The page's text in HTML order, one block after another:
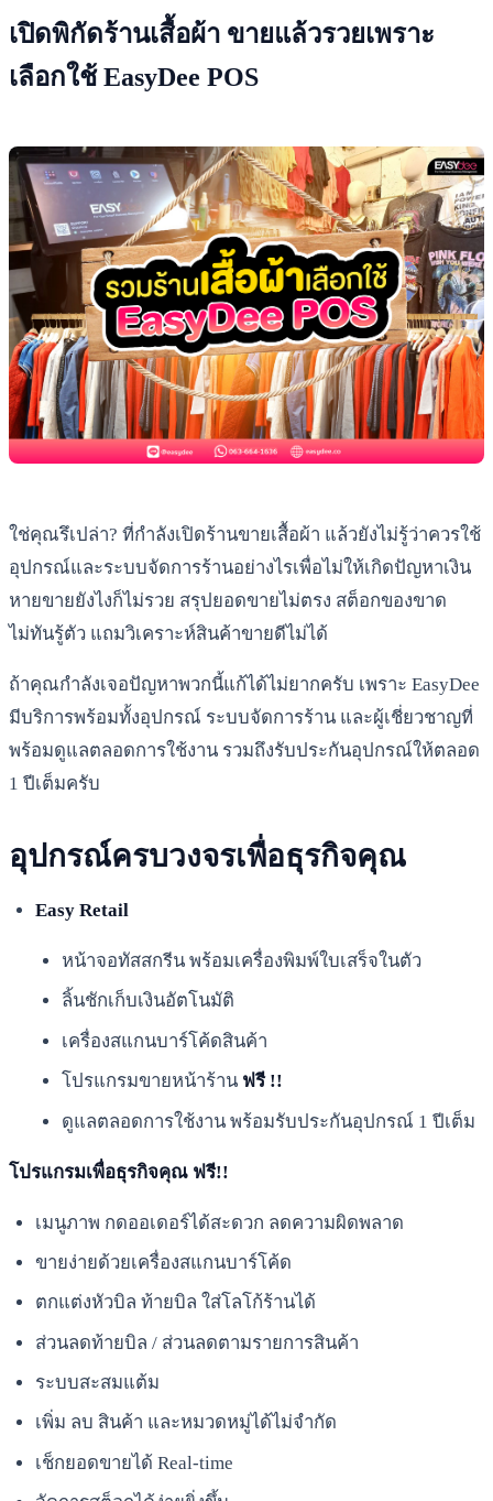
เปิดพิกัดร้านเสื้อผ้า ขายแล้วรวยเพราะ
เลือกใช้ EasyDee POS
ใช่คุณรึเปล่า? ที่กำลังเปิดร้านขายเสื้อผ้า แล้วยังไม่รู้ว่าควรใช้
อุปกรณ์และระบบจัดการร้านอย่างไรเพื่อไม่ให้เกิดปัญหาเงิน
หายขายยังไงก็ไม่รวย สรุปยอดขายไม่ตรง สต็อกของขาด
ไม่ทันรู้ตัว แถมวิเคราะห์สินค้าขายดีไม่ได้
ถ้าคุณกำลังเจอปัญหาพวกนี้แก้ได้ไม่ยากครับ เพราะ EasyDee
มีบริการพร้อมทั้งอุปกรณ์ ระบบจัดการร้าน และผู้เชี่ยวชาญที่
พร้อมดูแลตลอดการใช้งาน รวมถึงรับประกันอุปกรณ์ให้ตลอด
1 ปีเต็มครับ
อุปกรณ์ครบวงจรเพื่อธุรกิจคุณ
Easy Retail
หน้าจอทัสสกรีน พร้อมเครื่องพิมพ์ใบเสร็จในตัว
ลิ้นชักเก็บเงินอัตโนมัติ
เครื่องสแกนบาร์โค้ดสินค้า
โปรแกรมขายหน้าร้าน ฟรี !!
ดูแลตลอดการใช้งาน พร้อมรับประกันอุปกรณ์ 1 ปีเต็ม
โปรแกรมเพื่อธุรกิจคุณ ฟรี!!
เมนูภาพ กดออเดอร์ได้สะดวก ลดความผิดพลาด
ขายง่ายด้วยเครื่องสแกนบาร์โค้ด
ตกแต่งหัวบิล ท้ายบิล ใส่โลโก้ร้านได้
ส่วนลดท้ายบิล / ส่วนลดตามรายการสินค้า
ระบบสะสมแต้ม
เพิ่ม ลบ สินค้า และหมวดหมู่ได้ไม่จำกัด
เช็กยอดขายได้ Real-time